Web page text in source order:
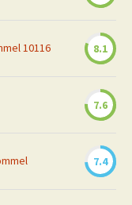
10116 8.1
7.6
7.4